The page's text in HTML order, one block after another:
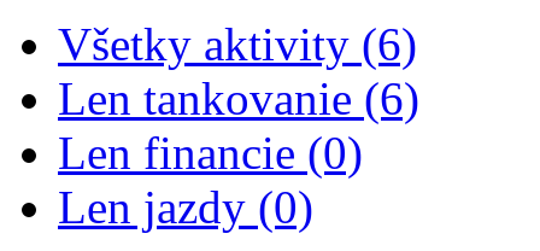
Všetky aktivity (6)
Len tankovanie (6)
Len financie (0)
Len jazdy (0)